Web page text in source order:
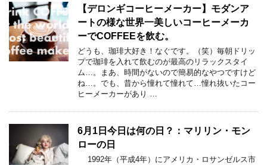
【デロンギコーヒーメーカー】モダンア
ートの様な世界一美しいコーヒーメーカ
ーでCOFFEEを飲む。
どうも、珈琲大好き！なぐです。（笑）毎朝ドリッ
プで珈琲を入れて飲むのが最高のリラックスタイ
ム…。まあ、時間がないので簡易的なやつですけど
ね…。でも、昔から憧れて憧れて…憧れ抜いたコー
ヒーメーカーがあり …
6月1日今日は何の日？：マリリン・モン
ローの日
1992年（平成4年）にアメリカ・ロサンゼルス市